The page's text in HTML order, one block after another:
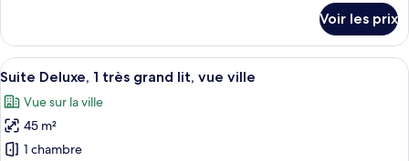
lits
une
place
le
type
de
Chambre
Supérieure,
2
lits
Voir les prix
Afficher
toutes
les
photos
pour
Suite Deluxe, 1 très grand lit, vue
5
Suite Deluxe, 1 très grand lit, vue ville
Vue sur la ville
45 m²
1 chambre